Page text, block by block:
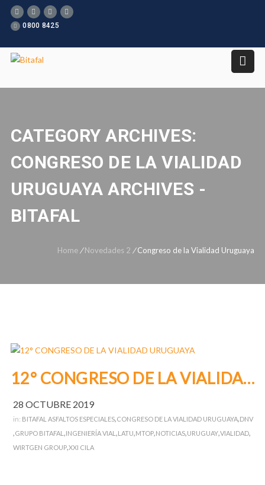
0800 8425
CATEGORY ARCHIVES:
CONGRESO DE LA VIALIDAD
URUGUAYA ARCHIVES -
BITAFAL
Home / Novedades 2 /Congreso de la Vialidad Uruguaya
12° CONGRESO DE LA VIALIDAD URUGUAYA
28 OCTUBRE 2019
in: BITAFAL ASFALTOS ESPECIALES,CONGRESO DE LA VIALIDAD URUGUAYA,DNV
,GRUPO BITAFAL ,INGENIERÍA VIAL ,LATU,MTOP,NOTICIAS,URUGUAY,VIALIDAD,
WIRTGEN GROUP,XXI CILA